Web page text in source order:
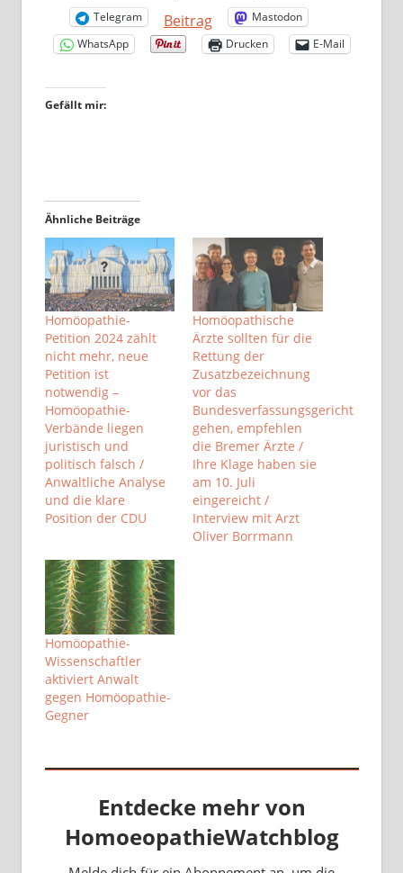
Telegram
Beitrag
Mastodon
WhatsApp
Drucken E-Mail
Gefällt mir:
Ähnliche Beiträge
Homöopathie-
Petition 2024 zählt
nicht mehr, neue
Petition ist
notwendig –
Homöopathie-
Verbände liegen
juristisch und
politisch falsch /
Anwaltliche Analyse
und die klare
Position der CDU
Homöopathische
Ärzte sollten für die
Rettung der
Zusatzbezeichnung
vor das
Bundesverfassungsgericht
gehen, empfehlen
die Bremer Ärzte /
Ihre Klage haben sie
am 10. Juli
eingereicht /
Interview mit Arzt
Oliver Borrmann
Homöopathie-
Wissenschaftler
aktiviert Anwalt
gegen Homöopathie-
Gegner
Entdecke mehr von
HomoeopathieWatchblog